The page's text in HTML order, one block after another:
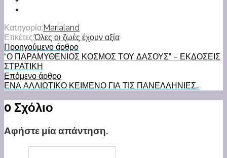
Κατηγορία:Marialand
Ετικέτες:Όλες οι ζωές έχουν αξία
Προηγούμενο άρθρο
“Ο ΠΑΡΑΜΥΘΕΝΙΟΣ ΚΟΣΜΟΣ ΤΟΥ ΔΑΣΟΥΣ” – ΕΚΔΟΣΕΙΣ
ΣΤΡΑΤΙΚΗ
Επόμενο άρθρο
ΕΝΑ ΑΛΛΙΩΤΙΚΟ ΚΕΙΜΕΝΟ ΓΙΑ ΤΙΣ ΠΑΝΕΛΛΗΝΙΕΣ…
0 Σχόλιο
Αφήστε μία απάντηση.